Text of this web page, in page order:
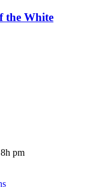
the White
pm